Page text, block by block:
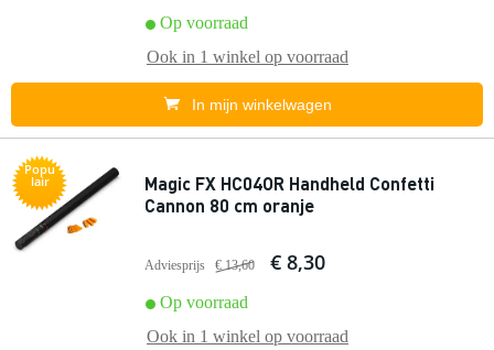
Op voorraad
Ook in 1 winkel op voorraad
In mijn winkelwagen
Popu
lair
Magic FX HC04OR Handheld Confetti
Cannon 80 cm oranje
Adviesprijs € 13,60 € 8,30
Op voorraad
Ook in 1 winkel op voorraad